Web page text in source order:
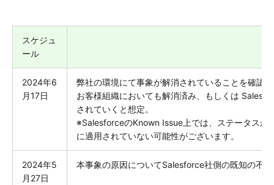
スケジュ
ール
2024年6
月17日
弊社の環境にて事象が解消されていることを確認
お客様組織においても解消済み、もしくは
されていくと想定。
※SalesforceのKnown Issue上では、ステータスが
に適用されていない可能性がございます。
2024年5
月27日
本事象の原因についてSalesforce社側の既知の不